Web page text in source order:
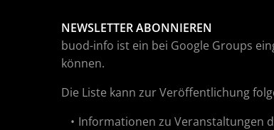
NEWSLETTER ABONNIEREN
buod-info ist ein bei Google Groups
können.
Die Liste kann zur Veröffentlichung
Informationen zu Veranstaltungen